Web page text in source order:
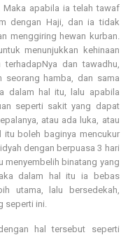
Maka apabila ia telah tawaf
dengan Haji, dan ia tidak
menggiring hewan kurban.
menunjukkan kehinaan
dan tawadhu,
seorang hamba, dan sama
dalam hal itu, lalu apabila
seperti sakit yang dapat
atau ada luka, atau
itu boleh baginya mencukur
dengan berpuasa 3 hari
menyembelih binatang yang
dalam hal itu ia bebas
utama, lalu bersedekah,
seperti ini.
hal tersebut seperti